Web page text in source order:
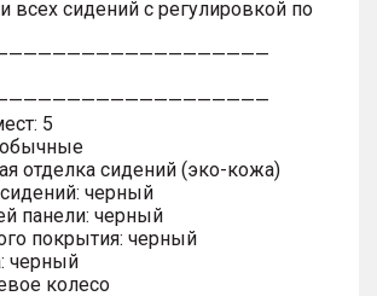
всех сидений с регулировкой по
5
обычные
отделка сидений (эко-кожа)
черный
панели: черный
покрытия: черный
черный
колесо